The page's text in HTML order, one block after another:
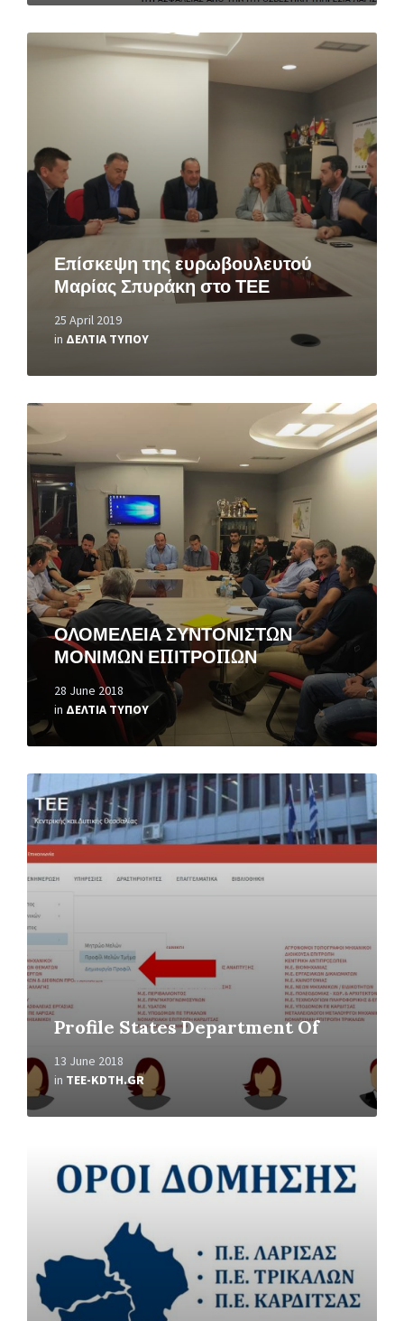
Επίσκεψη της ευρωβουλευτού
Μαρίας Σπυράκη στο ΤΕΕ
25 April 2019
in ΔΕΛΤΙΑ ΤΥΠΟΥ
Read
ΟΛΟΜΕΛΕΙΑ ΣΥΝΤΟΝΙΣΤΩΝ
ΜΟΝΙΜΩΝ ΕΠΙΤΡΟΠΩΝ
28 June 2018
in ΔΕΛΤΙΑ ΤΥΠΟΥ
Read
More
Profile States Department Of
13 June 2018
in TEE-KDTH.GR
Read
More